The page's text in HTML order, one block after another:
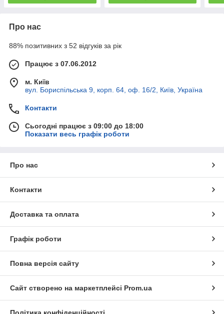
Про нас
88% позитивних з 52 відгуків за рік
Працює з 07.06.2012
м. Київ
вул. Бориспільська 9, корп. 64, оф. 16/2, Київ, Україна
Контакти
Сьогодні працює з 09:00 до 18:00
Показати весь графік роботи
Про нас
Контакти
Доставка та оплата
Графік роботи
Повна версія сайту
Сайт створено на маркетплейсі Prom.ua